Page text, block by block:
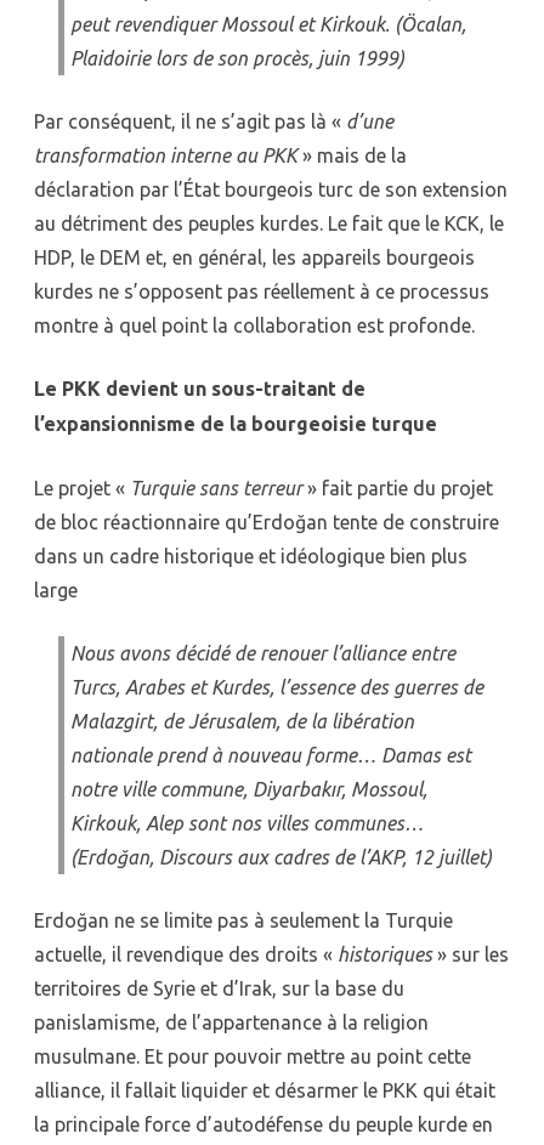
peut revendiquer Mossoul et Kirkouk. (Öcalan,
Plaidoirie lors de son procès, juin 1999)
Par conséquent, il ne s’agit pas là « d’une
transformation interne au PKK» mais de la
déclaration par l’État bourgeois turc de son extension
au détriment des peuples kurdes. Le fait que le KCK, le
HDP, le DEM et, en général, les appareils bourgeois
kurdes ne s’opposent pas réellement à ce processus
montre à quel point la collaboration est profonde.
Le PKK devient un sous-traitant de
l’expansionnisme de la bourgeoisie turque
Le projet « Turquie sans terreur» fait partie du projet
de bloc réactionnaire qu’Erdoğan tente de construire
dans un cadre historique et idéologique bien plus
large
Nous avons décidé de renouer l’alliance entre
Turcs, Arabes et Kurdes, l’essence des guerres de
Malazgirt, de Jérusalem, de la libération
nationale prend à nouveau forme… Damas est
notre ville commune, Diyarbakır, Mossoul,
Kirkouk, Alep sont nos villes communes…
(Erdoğan, Discours aux cadres de l’AKP, 12 juillet)
Erdoğan ne se limite pas à seulement la Turquie
actuelle, il revendique des droits « historiques» sur les
territoires de Syrie et d’Irak, sur la base du
panislamisme, de l’appartenance à la religion
musulmane. Et pour pouvoir mettre au point cette
alliance, il fallait liquider et désarmer le PKK qui était
la principale force d’autodéfense du peuple kurde en